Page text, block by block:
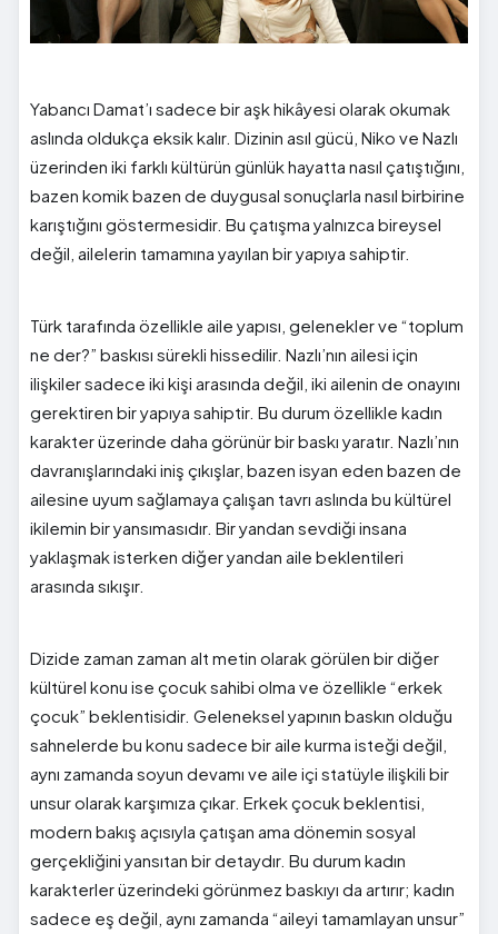
Yabancı Damat’ı sadece bir aşk hikâyesi olarak okumak
aslında oldukça eksik kalır. Dizinin asıl gücü, Niko ve Nazlı
üzerinden iki farklı kültürün günlük hayatta nasıl çatıştığını,
bazen komik bazen de duygusal sonuçlarla nasıl birbirine
karıştığını göstermesidir. Bu çatışma yalnızca bireysel
değil, ailelerin tamamına yayılan bir yapıya sahiptir.
Türk tarafında özellikle aile yapısı, gelenekler ve “toplum
ne der?” baskısı sürekli hissedilir. Nazlı’nın ailesi için
ilişkiler sadece iki kişi arasında değil, iki ailenin de onayını
gerektiren bir yapıya sahiptir. Bu durum özellikle kadın
karakter üzerinde daha görünür bir baskı yaratır. Nazlı’nın
davranışlarındaki iniş çıkışlar, bazen isyan eden bazen de
ailesine uyum sağlamaya çalışan tavrı aslında bu kültürel
ikilemin bir yansımasıdır. Bir yandan sevdiği insana
yaklaşmak isterken diğer yandan aile beklentileri
arasında sıkışır.
Dizide zaman zaman alt metin olarak görülen bir diğer
kültürel konu ise çocuk sahibi olma ve özellikle “erkek
çocuk” beklentisidir. Geleneksel yapının baskın olduğu
sahnelerde bu konu sadece bir aile kurma isteği değil,
aynı zamanda soyun devamı ve aile içi statüyle ilişkili bir
unsur olarak karşımıza çıkar. Erkek çocuk beklentisi,
modern bakış açısıyla çatışan ama dönemin sosyal
gerçekliğini yansıtan bir detaydır. Bu durum kadın
karakterler üzerindeki görünmez baskıyı da artırır; kadın
sadece eş değil, aynı zamanda “aileyi tamamlayan unsur”